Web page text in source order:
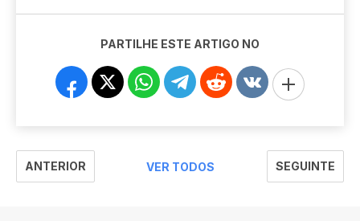
PARTILHE ESTE ARTIGO NO
ANTERIOR VER TODOS SEGUINTE